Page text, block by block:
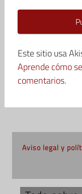
Este sitio usa
Aprende cómo
comentarios.
Aviso legal y